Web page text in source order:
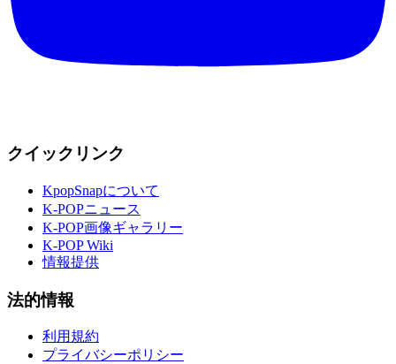
クイックリンク
KpopSnapについて
K-POPニュース
K-POP画像ギャラリー
K-POP Wiki
情報提供
法的情報
利用規約
プライバシーポリシー